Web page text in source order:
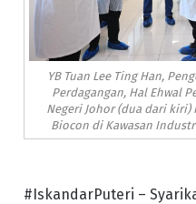
YB Tuan Lee Ting Han,
Perdagangan, Hal Ehwal
Negeri Johor (dua dari
Biocon di Kawasan Industri
#IskandarPuteri –